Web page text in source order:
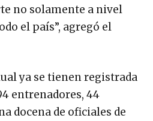
no solamente a nivel
el país”, agregó el
ya se tienen registrada
entrenadores, 44
docena de oficiales de